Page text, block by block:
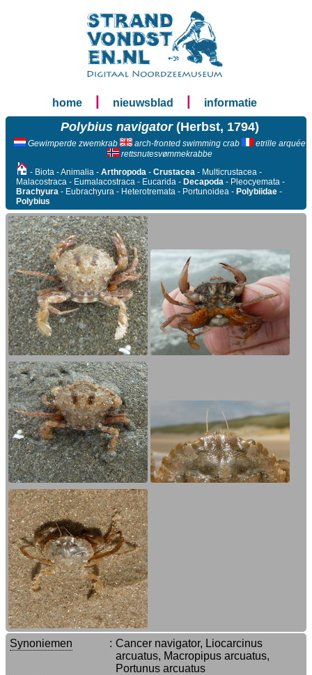
home nieuwsblad informatie
Polybius navigator(Herbst, 1794)
Gewimperde zwemkrab arch-fronted swimming crab
etrille arquée
rettsnutesvømmekrabbe
- Biota - Animalia - Arthropoda - Crustacea - Multicrustacea -
Malacostraca - Eumalacostraca - Eucarida - Decapoda - Pleocyemata -
Brachyura - Eubrachyura - Heterotremata - Portunoidea - Polybiidae -
Polybius
Synoniemen : Cancer navigator, Liocarcinus
arcuatus, Macropipus arcuatus,
Portunus arcuatus